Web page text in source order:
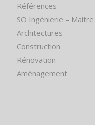
Références
SO Ingénierie –
Architectures
Construction
Rénovation
Aménagement